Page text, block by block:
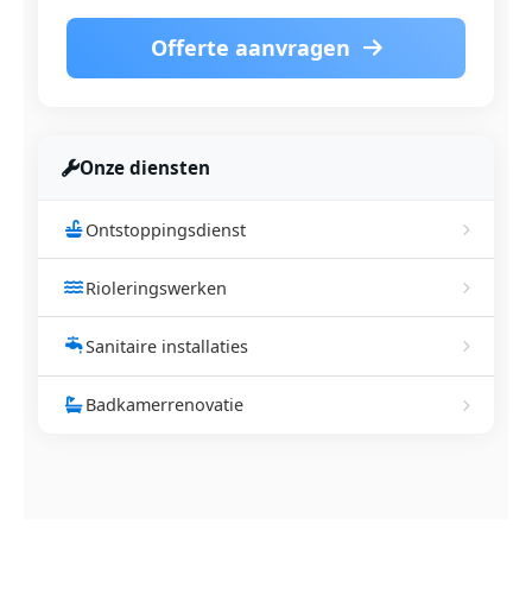
Offerte aanvragen
Onze diensten
Ontstoppingsdienst
Rioleringswerken
Sanitaire installaties
Badkamerrenovatie